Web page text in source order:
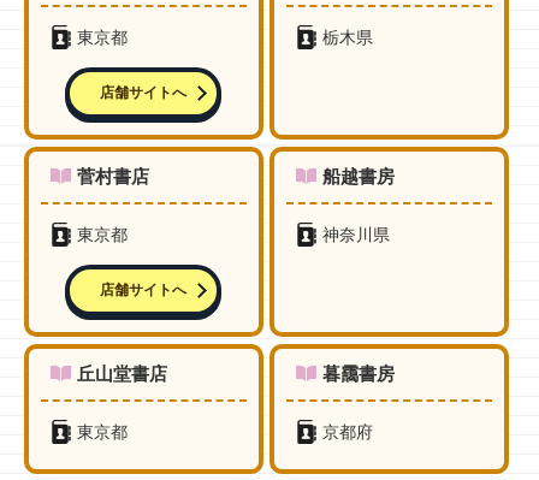
東京都
店舗サイトへ
栃木県
菅村書店
東京都
店舗サイトへ
船越書房
神奈川県
丘山堂書店
東京都
暮靄書房
京都府